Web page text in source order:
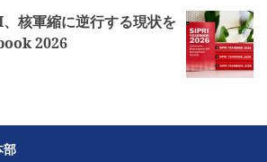
核軍縮に逆行する現状を
2026
部